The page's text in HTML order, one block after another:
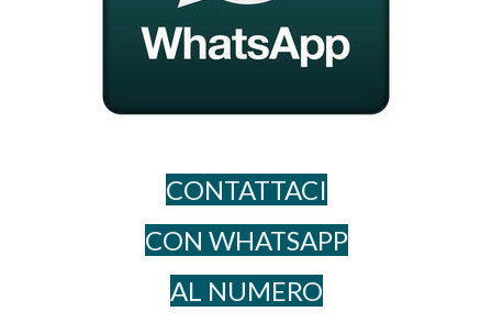
CONTATTACI
CON WHATSAPP
AL NUME​RO